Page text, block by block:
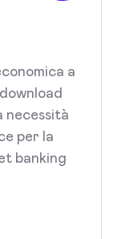
a
necessità
per la
banking